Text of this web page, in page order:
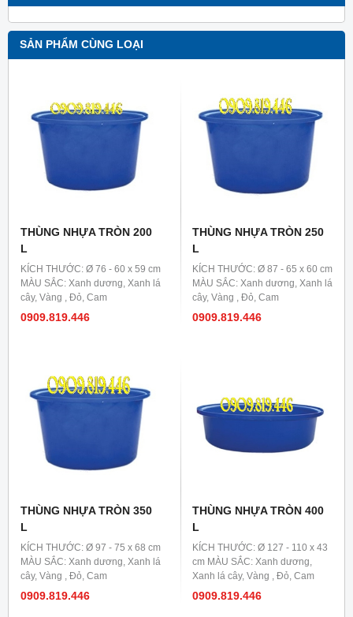
SẢN PHẨM CÙNG LOẠI
THÙNG NHỰA TRÒN 200
L
KÍCH THƯỚC: Ø 76 - 60 x 59 cm
MÀU SẮC: Xanh dương, Xanh lá
cây, Vàng , Đỏ, Cam
0909.819.446
THÙNG NHỰA TRÒN 250
L
KÍCH THƯỚC: Ø 87 - 65 x 60 cm
MÀU SẮC: Xanh dương, Xanh lá
cây, Vàng , Đỏ, Cam
0909.819.446
THÙNG NHỰA TRÒN 350
L
KÍCH THƯỚC: Ø 97 - 75 x 68 cm
MÀU SẮC: Xanh dương, Xanh lá
cây, Vàng , Đỏ, Cam
0909.819.446
THÙNG NHỰA TRÒN 400
L
KÍCH THƯỚC: Ø 127 - 110 x 43
cm MÀU SẮC: Xanh dương,
Xanh lá cây, Vàng , Đỏ, Cam
0909.819.446